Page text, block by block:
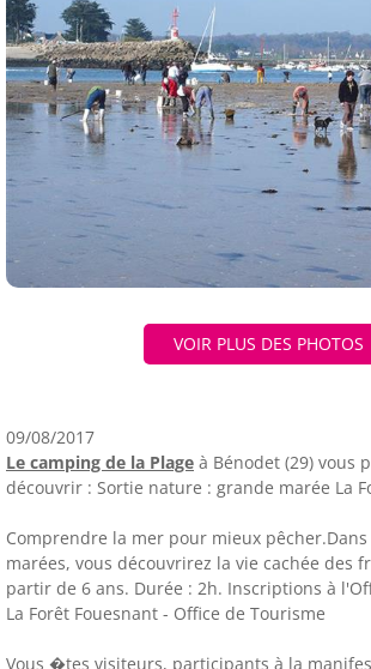
VOIR PLUS DES PHOTOS
09/08/2017
Le camping de la Plage à Bénodet (29) vous
découvrir : Sortie nature : grande marée La
Comprendre la mer pour mieux
marées, vous découvrirez la vie cachée des
partir de 6 ans. Durée : 2h. Inscriptions à
La Forêt Fouesnant - Office de Tourisme
Vous �tes visiteurs, participants à la